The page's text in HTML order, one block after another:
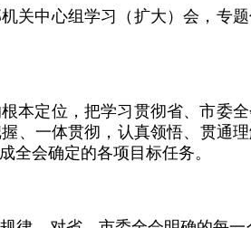
关中心组学习（扩大）会，专
本定位，把学习贯彻省、市委
、一体贯彻，认真领悟、贯通
全会确定的各项目标任务。